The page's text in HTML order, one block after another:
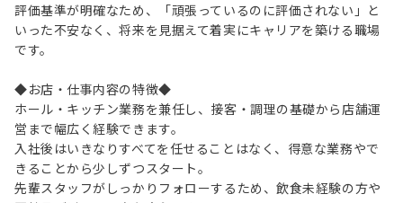
評価基準が明確なため、「頑張っているのに評価されない」と
いった不安なく、将来を見据えて着実にキャリアを築ける職場
です。
◆お店・仕事内容の特徴◆
ホール・キッチン業務を兼任し、接客・調理の基礎から店舗運
営まで幅広く経験できます。
入社後はいきなりすべてを任せることはなく、得意な業務やで
きることから少しずつスタート。
先輩スタッフがしっかりフォローするため、飲食未経験の方や